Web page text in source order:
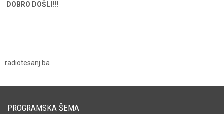
DOBRO DOŠLI!!!
radiotesanj.ba
PROGRAMSKA ŠEMA